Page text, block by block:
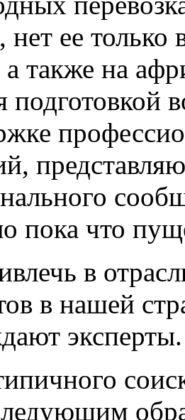
нет ее только
а также на
подготовкой
пока что
в
в нашей
эксперты.